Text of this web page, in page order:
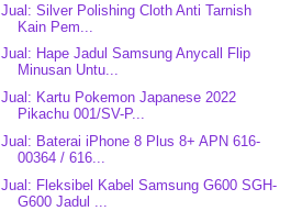
Jual: Silver Polishing Cloth Anti Tarnish
Kain Pem...
Jual: Hape Jadul Samsung Anycall Flip
Minusan Untu...
Jual: Kartu Pokemon Japanese 2022
Pikachu 001/SV-P...
Jual: Baterai iPhone 8 Plus 8+ APN 616-
00364 / 616...
Jual: Fleksibel Kabel Samsung G600 SGH-
G600 Jadul ...